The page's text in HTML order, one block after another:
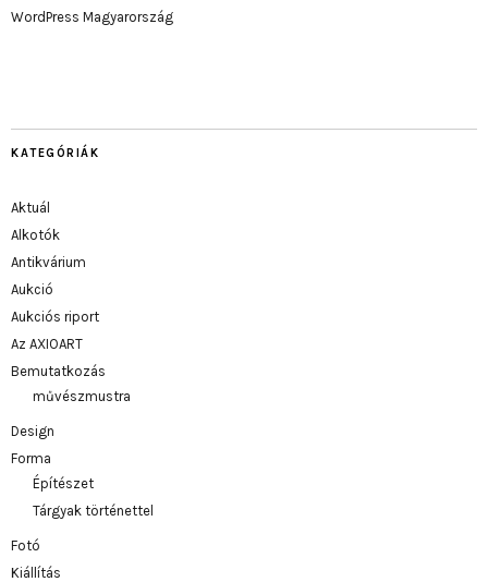
WordPress Magyarország
KATEGÓRIÁK
Aktuál
Alkotók
Antikvárium
Aukció
Aukciós riport
Az AXIOART
Bemutatkozás
művészmustra
Design
Forma
Építészet
Tárgyak történettel
Fotó
Kiállítás